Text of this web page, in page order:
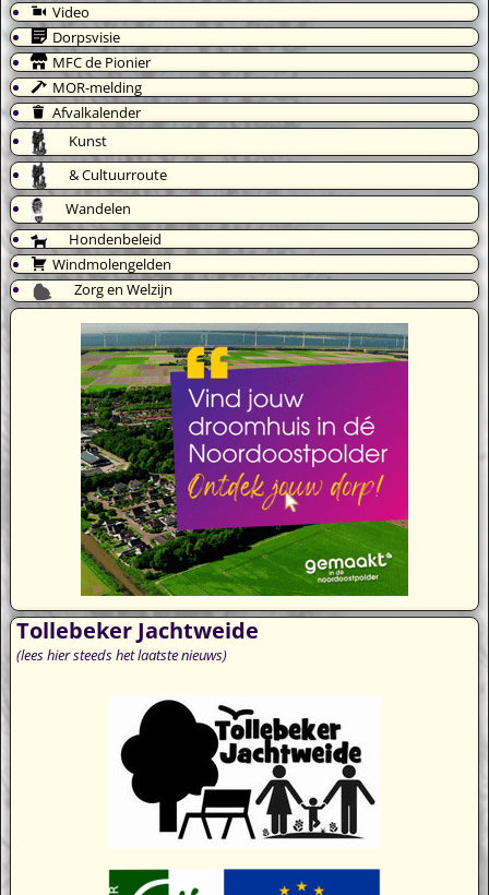
Video
Dorpsvisie
MFC de Pionier
MOR-melding
Afvalkalender
Kunst
& Cultuurroute
Wandelen
Hondenbeleid
Windmolengelden
Zorg en Welzijn
Tollebeker Jachtweide
(lees hier steeds het laatste nieuws)